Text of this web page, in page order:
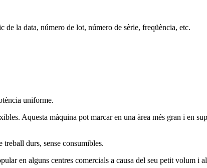
la data, número de lot, número de sèrie, freqüència, etc.
uniforme.
Aquesta màquina pot marcar en una àrea més gran i en
durs, sense consumibles.
en alguns centres comercials a causa del seu petit volum i